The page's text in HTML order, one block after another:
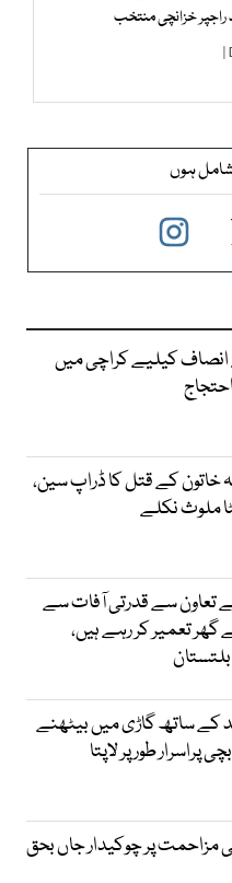
خزانچی منتخب
ہوں
کیلیے کراچی میں
میں 40 سالہ خاتون کے قتل کا ڈراپ سین،
ملوث نکلے
سے قدرتی آفات سے
گھر تعمیر کر رہے ہیں،
کے ساتھ گاڑی میں بیٹھنے
مزاحمت پر چوکیدار جاں بحق